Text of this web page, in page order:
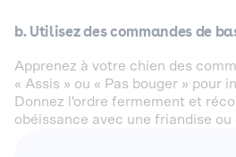
b. Utilisez des commandes de
Apprenez à votre chien des
« Assis » ou « Pas bouger » pour
Donnez l'ordre fermement et
obéissance avec une friandise ou